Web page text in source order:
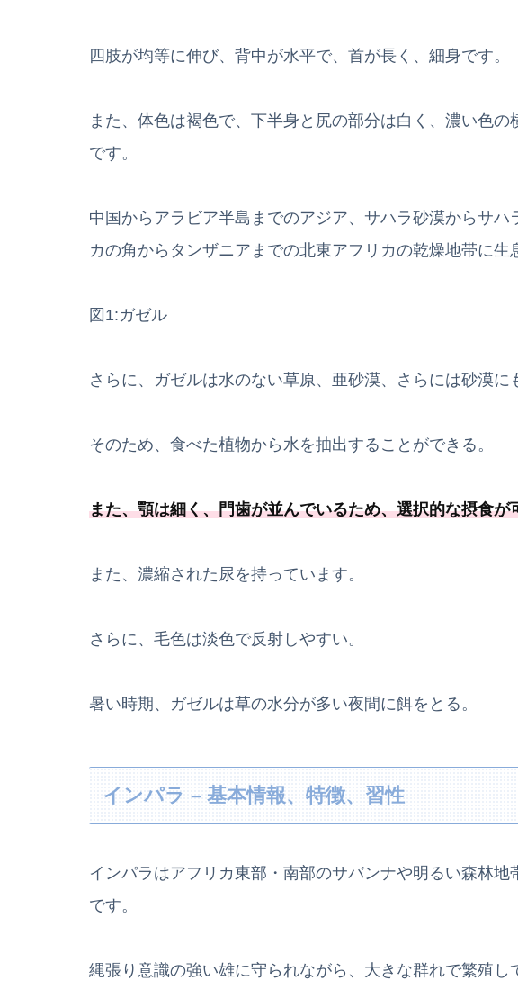
四肢が均等に伸び、背中が水平で、首が長く、細身です。
また、体色は褐色で、下半身と尻の部分は白く、濃い色
です。
中国からアラビア半島までのアジア、サハラ砂漠からサハ
カの角からタンザニアまでの北東アフリカの乾燥地帯に生
図1:ガゼル
さらに、ガゼルは水のない草原、亜砂漠、さらには砂漠に
そのため、食べた植物から水を抽出することができる。
また、顎は細く、門歯が並んでいるため、選択的な摂食が
また、濃縮された尿を持っています。
さらに、毛色は淡色で反射しやすい。
暑い時期、ガゼルは草の水分が多い夜間に餌をとる。
インパラ – 基本情報、特徴、習性
インパラはアフリカ東部・南部のサバンナや明るい森林
です。
縄張り意識の強い雄に守られながら、大きな群れで繁殖し